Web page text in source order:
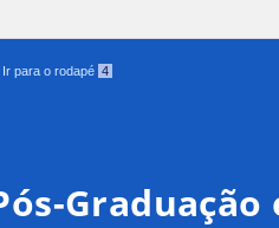
Ir para o rodapé 4